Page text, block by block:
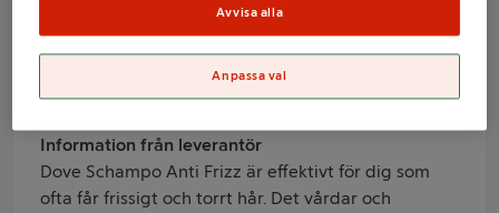
Dove
Information från leverantör
Dove Schampo Anti Frizz är effektivt för dig som
ofta får frissigt och torrt hår. Det vårdar och
Avvisa alla
Anpassa val